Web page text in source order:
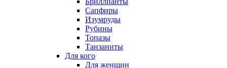
Сапфиры
Изумруды
Рубины
Топазы
Танзаниты
Для кого
Для женщин